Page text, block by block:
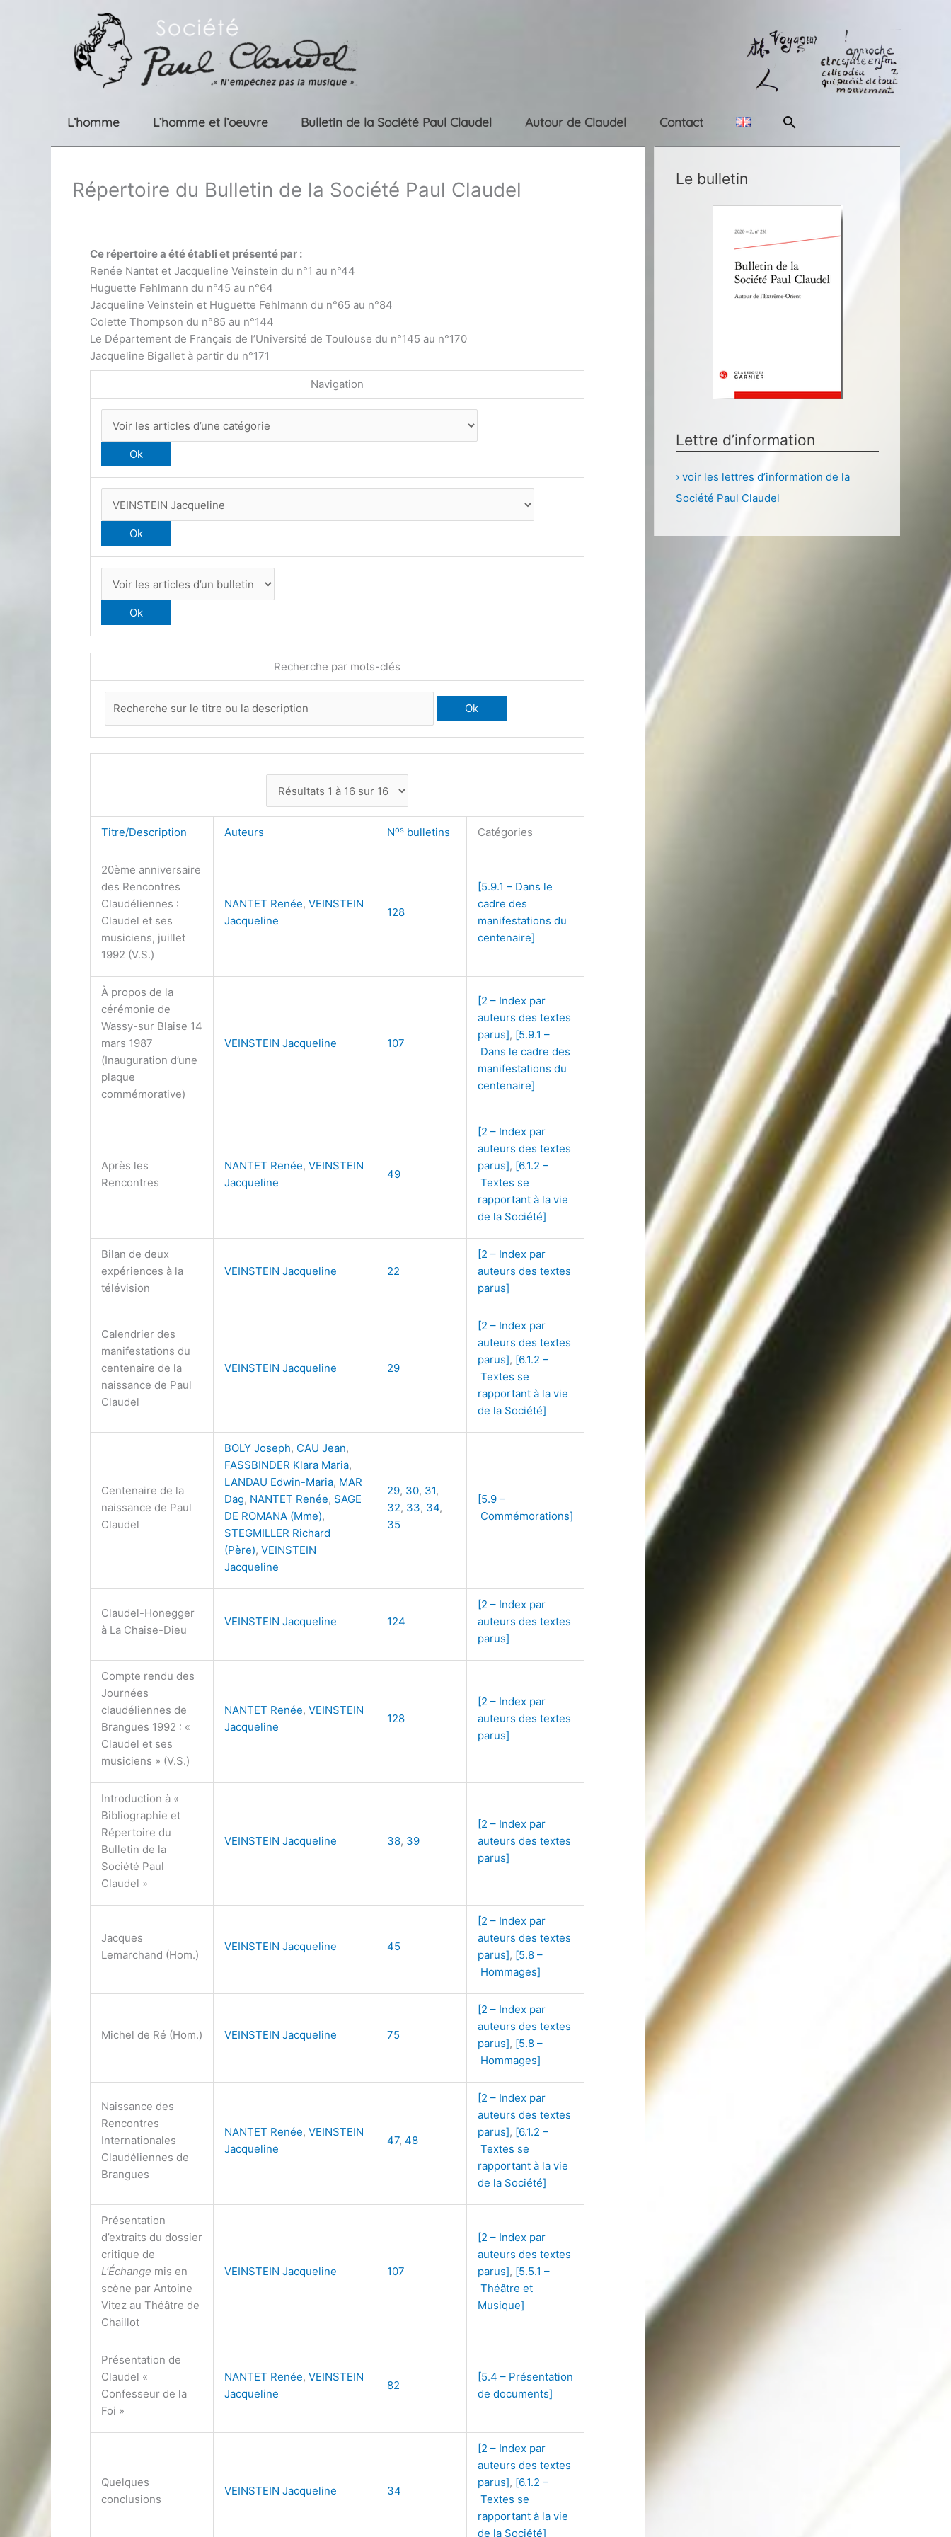
L’homme L’homme et l’oeuvre Bulletin de la Société Paul Claudel Autour de Claudel Contact Rechercher
Répertoire du Bulletin de la Société Paul Claudel
Ce répertoire a été établi et présenté par :
Renée Nantet et Jacqueline Veinstein du n°1 au n°44
Huguette Fehlmann du n°45 au n°64
Jacqueline Veinstein et Huguette Fehlmann du n°65 au n°84
Colette Thompson du n°85 au n°144
Le Département de Français de l’Université de Toulouse du n°145 au n°170
Jacqueline Bigallet à partir du n°171
Navigation
Recherche par mots-clés
Titre/Description Auteurs Nos bulletins Catégories
20ème anniversaire
des Rencontres
Claudéliennes :
Claudel et ses
musiciens, juillet
1992 (V.S.)
NANTET Renée, VEINSTEIN
Jacqueline
128
[5.9.1 – Dans le
cadre des
manifestations du
centenaire]
À propos de la
cérémonie de
Wassy-sur Blaise 14
mars 1987
(Inauguration d’une
plaque
commémorative)
VEINSTEIN Jacqueline 107
[2 – Index par
auteurs des textes
parus], [5.9.1 –
Dans le cadre des
manifestations du
centenaire]
Après les
Rencontres
NANTET Renée, VEINSTEIN
Jacqueline
49
[2 – Index par
auteurs des textes
parus], [6.1.2 –
Textes se
rapportant à la vie
de la Société]
Bilan de deux
expériences à la
télévision
VEINSTEIN Jacqueline 22
[2 – Index par
auteurs des textes
parus]
Calendrier des
manifestations du
centenaire de la
naissance de Paul
Claudel
VEINSTEIN Jacqueline 29
[2 – Index par
auteurs des textes
parus], [6.1.2 –
Textes se
rapportant à la vie
de la Société]
Centenaire de la
naissance de Paul
Claudel
BOLY Joseph, CAU Jean,
FASSBINDER Klara Maria,
LANDAU Edwin-Maria, MAR
Dag, NANTET Renée, SAGE
DE ROMANA (Mme),
STEGMILLER Richard
(Père), VEINSTEIN
Jacqueline
29, 30, 31,
32, 33, 34,
35
[5.9 –
Commémorations]
Claudel-Honegger
à La Chaise-Dieu
VEINSTEIN Jacqueline 124
[2 – Index par
auteurs des textes
parus]
Compte rendu des
Journées
claudéliennes de
Brangues 1992 : «
Claudel et ses
musiciens » (V.S.)
NANTET Renée, VEINSTEIN
Jacqueline
128
[2 – Index par
auteurs des textes
parus]
Introduction à «
Bibliographie et
Répertoire du
Bulletin de la
Société Paul
Claudel »
VEINSTEIN Jacqueline 38, 39
[2 – Index par
auteurs des textes
parus]
Jacques
Lemarchand (Hom.)
VEINSTEIN Jacqueline 45
[2 – Index par
auteurs des textes
parus], [5.8 –
Hommages]
Michel de Ré (Hom.) VEINSTEIN Jacqueline 75
[2 – Index par
auteurs des textes
parus], [5.8 –
Hommages]
Naissance des
Rencontres
Internationales
Claudéliennes de
Brangues
NANTET Renée, VEINSTEIN
Jacqueline
47, 48
[2 – Index par
auteurs des textes
parus], [6.1.2 –
Textes se
rapportant à la vie
de la Société]
Présentation
d’extraits du dossier
critique de
L’Échange mis en
scène par Antoine
Vitez au Théâtre de
Chaillot
VEINSTEIN Jacqueline 107
[2 – Index par
auteurs des textes
parus], [5.5.1 –
Théâtre et
Musique]
Présentation de
Claudel «
Confesseur de la
Foi »
NANTET Renée, VEINSTEIN
Jacqueline
82
[5.4 – Présentation
de documents]
Quelques
conclusions
VEINSTEIN Jacqueline 34
[2 – Index par
auteurs des textes
parus], [6.1.2 –
Textes se
rapportant à la vie
de la Société]
Le bulletin
Lettre d’information
› voir les lettres d’information de la
Société Paul Claudel